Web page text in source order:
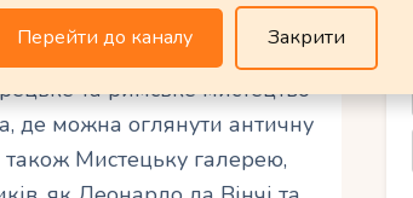
заслуговує
фреску “Створення
та римське мистецтво
де можна оглянути античну
Мистецьку галерею,
Перейти до каналу Закрити